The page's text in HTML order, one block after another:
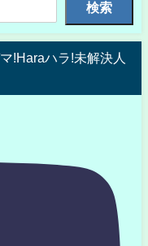
検索
!Haraハラ!未解決人